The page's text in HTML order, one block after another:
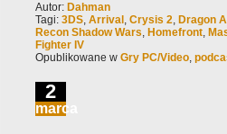
Autor: Dahman
Tagi: 3DS, Arrival , Crysis 2, Dragon
Recon Shadow Wars, Homefront,
Fighter IV
Opublikowane w Gry PC/Video,
2
marca